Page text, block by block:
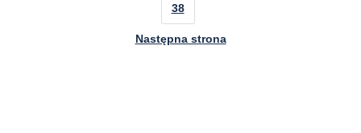
38
Następna strona